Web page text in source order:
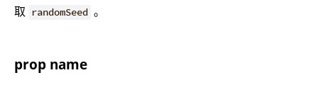
取
randomSeed 。
prop name